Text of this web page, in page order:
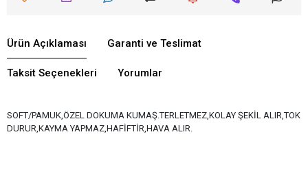
Ürün Açıklaması Garanti ve Teslimat
Taksit Seçenekleri Yorumlar
SOFT/PAMUK,ÖZEL DOKUMA KUMAŞ.TERLETMEZ,KOLAY ŞEKİL ALIR,TOK
DURUR,KAYMA YAPMAZ,HAFİFTİR,HAVA ALIR.